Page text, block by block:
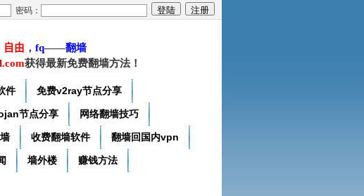
密码：
自由 ， fq——翻墙
获得最新免费翻墙方法！
件 免费v2ray节点分享
节点分享 网络翻墙技巧
收费翻墙软件 翻墙回国内vpn
墙外楼 赚钱方法